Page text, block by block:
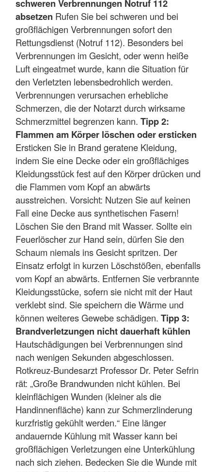
schweren Verbrennungen Notruf 112
absetzen Rufen Sie bei schweren und bei
großflächigen Verbrennungen sofort den
Rettungsdienst (Notruf 112). Besonders bei
Verbrennungen im Gesicht, oder wenn heiße
Luft eingeatmet wurde, kann die Situation für
den Verletzten lebensbedrohlich werden.
Verbrennungen verursachen erhebliche
Schmerzen, die der Notarzt durch wirksame
Schmerzmittel begrenzen kann. Tipp 2:
Flammen am Körper löschen oder ersticken
Ersticken Sie in Brand geratene Kleidung,
indem Sie eine Decke oder ein großflächiges
Kleidungsstück fest auf den Körper drücken und
die Flammen vom Kopf an abwärts
ausstreichen. Vorsicht: Nutzen Sie auf keinen
Fall eine Decke aus synthetischen Fasern!
Löschen Sie den Brand mit Wasser. Sollte ein
Feuerlöscher zur Hand sein, dürfen Sie den
Schaum niemals ins Gesicht spritzen. Der
Einsatz erfolgt in kurzen Löschstößen, ebenfalls
vom Kopf an abwärts. Entfernen Sie verbrannte
Kleidungsstücke, sofern sie nicht mit der Haut
verklebt sind. Sie speichern die Wärme und
können weiteres Gewebe schädigen. Tipp 3:
Brandverletzungen nicht dauerhaft kühlen
Hautschädigungen bei Verbrennungen sind
nach wenigen Sekunden abgeschlossen.
Rotkreuz-Bundesarzt Professor Dr. Peter Sefrin
rät: „Große Brandwunden nicht kühlen. Bei
kleinflächigen Wunden (kleiner als die
Handinnenfläche) kann zur Schmerzlinderung
kurzfristig gekühlt werden.“ Eine länger
andauernde Kühlung mit Wasser kann bei
großflächigen Verletzungen eine Unterkühlung
nach sich ziehen. Bedecken Sie die Wunde mit